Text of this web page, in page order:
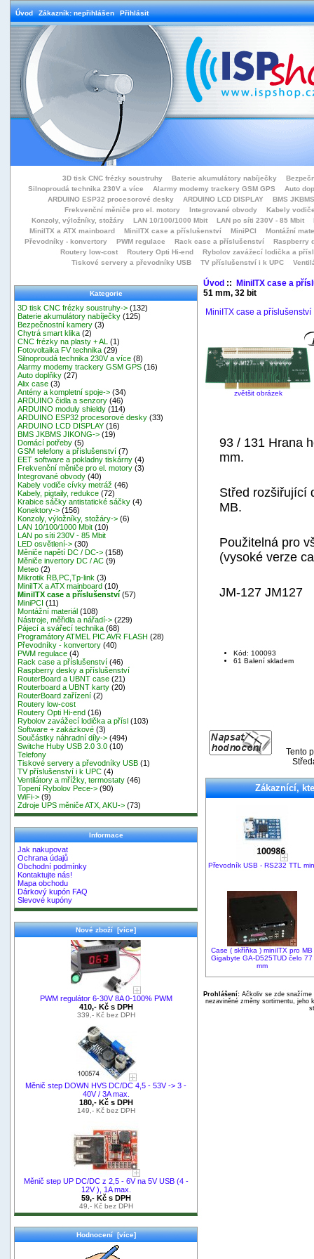
Úvod Zákazník: nepřihlášen Přihlásit
3D tisk CNC frézky soustruhy Baterie akumulátory nabíječky
Silnoproudá technika 230V a více
Alarmy modemy trackery GSM GPS
Auto
ARDUINO ESP32 procesorové desky
ARDUINO LCD DISPLAY
BMS
Frekvenční měniče pro el. motory
Integrované obvody
Kabely
Konzoly, výložníky, stožáry
LAN 10/100/1000 Mbit LAN po síti 230V - 85 Mbit
MiniITX a ATX mainboard
MiniITX case a příslušenství MiniPCI
Montážní
Převodníky - konvertory
PWM regulace Rack case a příslušenství
Raspberry
Routery low-cost
Routery Opti Hi-end
Rybolov zavážecí lodička a přísl
Tiskové servery a převodníky USB
TV příslušenství i k UPC
Kategorie
3D tisk CNC frézky soustruhy-> (132)
Baterie akumulátory nabíječky (125)
Bezpečnostní kamery (3)
Chytrá smart klika (2)
CNC frézky na plasty + AL
(1)
Fotovoltaika FV technika (29)
Silnoproudá technika 230V a více (8)
Alarmy modemy trackery GSM GPS (16)
Auto doplňky (27)
Alix case (3)
Antény a kompletní spoje-> (34)
ARDUINO čidla a senzory (46)
ARDUINO moduly shieldy (114)
ARDUINO ESP32 procesorové desky (33)
ARDUINO LCD DISPLAY (16)
BMS JKBMS JIKONG-> (19)
Domácí potřeby (5)
GSM telefony a příslušenství (7)
EET software a pokladny tiskárny (4)
Frekvenční měniče pro el. motory (3)
Integrované obvody (40)
Kabely vodiče cívky metráž (46)
Kabely, pigtaily, redukce (72)
Krabice sáčky antistatické sáčky (4)
Konektory-> (156)
Konzoly, výložníky, stožáry-> (6)
LAN 10/100/1000 Mbit (10)
LAN po síti 230V - 85 Mbit
LED osvětlení-> (30)
Měniče napětí DC / DC-> (158)
Měniče invertory DC / AC (9)
Meteo (2)
Mikrotik RB,PC,Tp-link (3)
MiniITX a ATX mainboard (10)
MiniITX case a příslušenství (57)
MiniPCI (11)
Montážní materiál (108)
Nástroje, měřidla a nářadí-> (229)
Pájecí a svářecí technika (68)
Programátory ATMEL PIC AVR FLASH (28)
Převodníky - konvertory (40)
PWM regulace (4)
Rack case a příslušenství (46)
Raspberry desky a příslušenství
RouterBoard a UBNT case (21)
Routerboard a UBNT karty (20)
RouterBoard zařízení (2)
Routery low-cost
Routery Opti Hi-end (16)
Rybolov zavážecí lodička a přísl (103)
Software + zakázkové (3)
Součástky náhradní díly-> (494)
Switche Huby USB 2.0 3.0 (10)
Telefony
Tiskové servery a převodníky USB (1)
TV příslušenství i k UPC (4)
Ventilátory a mřížky, termostaty (46)
Topení Rybolov Pece-> (90)
WiFi-> (9)
Zdroje UPS měniče ATX, AKU-> (73)
Informace
Jak nakupovat
Ochrana údajů
Obchodní podmínky
Kontaktujte nás!
Mapa obchodu
Dárkový kupón FAQ
Slevové kupóny
Nové zboží [více]
PWM regulátor 6-30V 8A 0-100% PWM
410,- Kč s DPH
339,- Kč bez DPH
Měnič step DOWN HVS DC/DC 4,5 - 53V -> 3 -
40V / 3A max.
180,- Kč s DPH
149,- Kč bez DPH
Měnič step UP DC/DC z 2,5 - 6V na 5V USB (4 -
12V ), 1A max.
59,- Kč s DPH
49,- Kč bez DPH
Hodnocení [více]
Úvod:: MiniITX case a
51 mm, 32 bit
MiniITX case a příslušenství
zvětšit obrázek
93 / 131 Hrana
mm.
Střed rozšiřující
MB.
Použitelná pro
(vysoké verze
JM-127 JM127
Kód: 100093
61 Balení skladem
Tento
Zákaznící,
Převodník USB - RS232 TTL
Case ( skříňka ) miniITX pro MB
Gigabyte GA-D525TUD čelo 77
mm
Prohlášení:Ačkoliv se zde snažíme
nezaviněné změny sortimentu, jeho